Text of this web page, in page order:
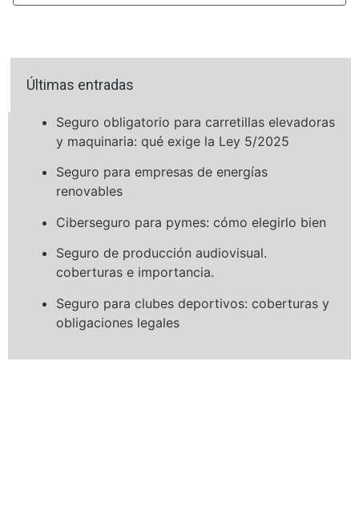
Últimas entradas
Seguro obligatorio para carretillas elevadoras
y maquinaria: qué exige la Ley 5/2025
Seguro para empresas de energías
renovables
Ciberseguro para pymes: cómo elegirlo bien
Seguro de producción audiovisual.
coberturas e importancia.
Seguro para clubes deportivos: coberturas y
obligaciones legales